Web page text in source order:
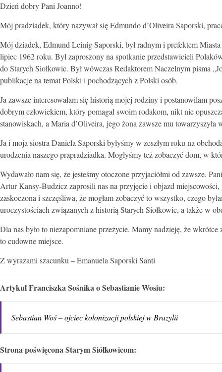
Dzień dobry Pani Joanno!
Mój pradziadek, który nazywał się Edmundo d’Oliveira Saporski,
Mój dziadek, Edmund Leinig Saporski, był radnym i prefektem
lipiec 1962 roku. Był zaproszony na spotkanie przedstawicieli
do Starych Siołkowic. Był wówczas Redaktorem Naczelnym pisma
publikacje na temat Polski i pochodzących z Polski osób.
Ja zawsze interesowałam się historią mojej rodziny i postanowiłam
dobrym człowiekiem, który pomagał swoim rodakom, nikt nie
stanowiskach, a Maria d’Oliveira, jego żona zawsze mu towarzyszyła
Ja i moja siostra Daniela Saporski byłyśmy w zeszłym roku na
urodzenia naszego prapradziadka. Mogłyśmy też zobaczyć dom, w
Wydawało nam się, że jesteśmy otoczone przyjaciółmi od zawsze.
Artur Kansy-Budzicz zaprosili nas na przyjęcie i objazd
zaskoczona i szczęśliwa, że mogłam zobaczyć to wszystko, czego
uroczystościach związanych z historią Starych Siołkowic, a także w
Dla nas było to niezapomniane przeżycie. Mamy nadzieję, że
to cudowne miejsce.
Z wyrazami szacunku – Emanuela Saporski Santi
Artykuł Franciszka Sośnika o Sebastianie Wosiu:
Sebastian Woś – ojciec kolonizacji polskiej w Brazylii
Strona poświęcona StarymSiółkowicom: